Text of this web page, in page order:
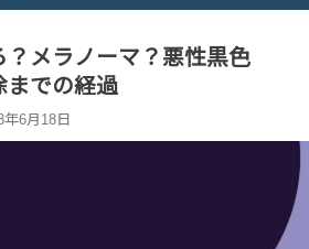
メラノーマ？悪性黒色
までの経過
年6月18日